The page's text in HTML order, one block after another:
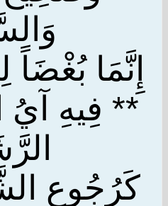
إِنَّمَا
** فِيهِ آيُ
كَرُجُوعِ